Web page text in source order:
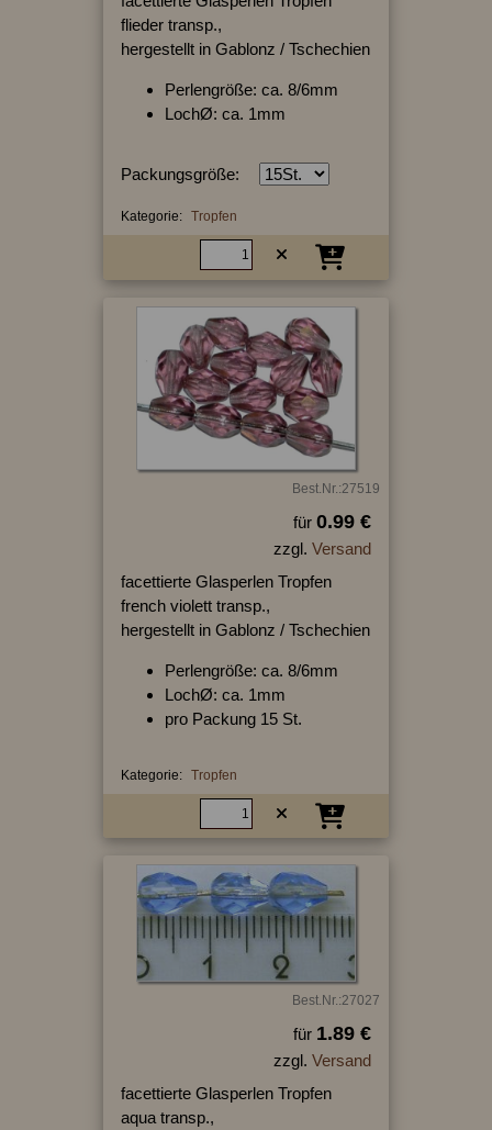
flieder transp.,
hergestellt in Gablonz / Tschechien
Perlengröße: ca. 8/6mm
LochØ: ca. 1mm
Packungsgröße:
Kategorie: Tropfen
Best.Nr.:27519
für 0.99 €
zzgl. Versand
facettierte Glasperlen Tropfen
french violett transp.,
hergestellt in Gablonz / Tschechien
Perlengröße: ca. 8/6mm
LochØ: ca. 1mm
pro Packung 15 St.
Kategorie: Tropfen
Best.Nr.:27027
für 1.89 €
zzgl. Versand
facettierte Glasperlen Tropfen
aqua transp.,